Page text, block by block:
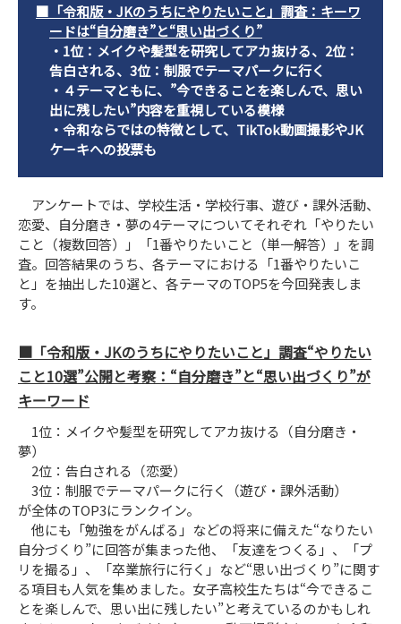
■「令和版・JKのうちにやりたいこと」調査：キーワ
ードは“自分磨き”と“思い出づくり”
・1位：メイクや髪型を研究してアカ抜ける、2位：
告白される、3位：制服でテーマパークに行く
・４テーマともに、”今できることを楽しんで、思い
出に残したい”内容を重視している模様
・令和ならではの特徴として、TikTok動画撮影やJK
ケーキへの投票も
アンケートでは、学校生活・学校行事、遊び・課外活動、
恋愛、自分磨き・夢の4テーマについてそれぞれ「やりたい
こと（複数回答）」「1番やりたいこと（単一解答）」を調
査。回答結果のうち、各テーマにおける「1番やりたいこ
と」を抽出した10選と、各テーマのTOP5を今回発表しま
す。
■「令和版・JKのうちにやりたいこと」調査“やりたい
こと10選”公開と考察：“自分磨き”と“思い出づくり”が
キーワード
1位：メイクや髪型を研究してアカ抜ける（自分磨き・
夢）
2位：告白される（恋愛）
3位：制服でテーマパークに行く（遊び・課外活動）
が全体のTOP3にランクイン。
他にも「勉強をがんばる」などの将来に備えた“なりたい
自分づくり”に回答が集まった他、「友達をつくる」、「プ
リを撮る」、「卒業旅行に行く」など“思い出づくり”に関す
る項目も人気を集めました。女子高校生たちは“今できるこ
とを楽しんで、思い出に残したい”と考えているのかもしれ